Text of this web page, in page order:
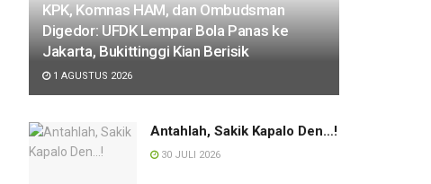
KPK, Komnas HAM, dan Ombudsman
Digedor: UFDK Lempar Bola Panas ke
Jakarta, Bukittinggi Kian Berisik
1 AGUSTUS 2026
Antahlah, Sakik Kapalo Den…!
30 JULI 2026